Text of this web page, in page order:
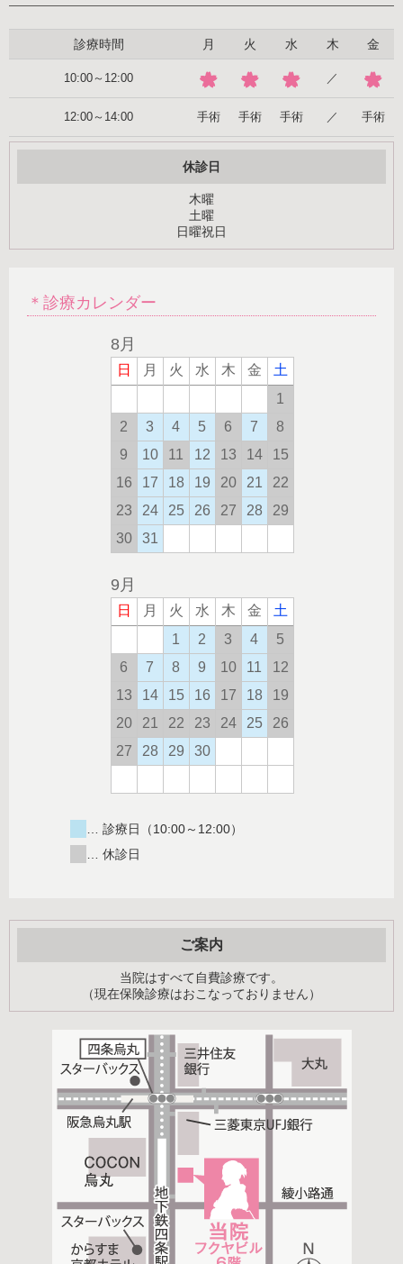
診療時間 月 火 水 木 金
10:00～12:00 ／
12:00～14:00 手術 手術 手術 ／ 手術
休診日
木曜
土曜
日曜祝日
＊診療カレンダー
… 診療日（10:00～12:00）
… 休診日
ご案内
当院はすべて自費診療です。
（現在保険診療はおこなっておりません）